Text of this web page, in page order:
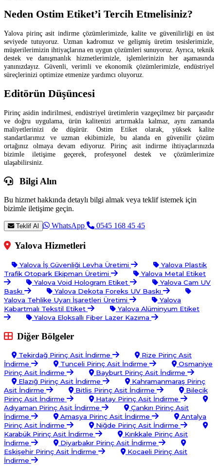
Neden Ostim Etiket’i Tercih Etmelisiniz?
Yalova pirinç asit indirme çözümlerimizde, kalite ve güvenilirliği en üst
seviyede tutuyoruz. Uzman kadromuz ve gelişmiş üretim tesislerimizle,
müşterilerimizin ihtiyaçlarına en uygun çözümleri sunuyoruz. Ayrıca, teknik
destek ve danışmanlık hizmetlerimizle, işlemlerinizin her aşamasında
yanınızdayız. Güvenli, verimli ve ekonomik çözümlerimizle, endüstriyel
süreçlerinizi optimize etmenize yardımcı oluyoruz.
Editörün Düşüncesi
Pirinç asidin indirilmesi, endüstriyel üretimlerin vazgeçilmez bir parçasıdır
ve doğru uygulama, ürün kalitenizi artırmakla kalmaz, aynı zamanda
maliyetlerinizi de düşürür. Ostim Etiket olarak, yüksek kalite
standartlarımız ve uzman ekibimizle, bu alanda en güvenilir çözüm
ortağınız olmaya devam ediyoruz. Pirinç asit indirme ihtiyaçlarınızda
bizimle iletişime geçerek, profesyonel destek ve çözümlerimize
ulaşabilirsiniz.
Bilgi Alın
Bu hizmet hakkında detaylı bilgi almak veya teklif istemek için
bizimle iletişime geçin.
Teklif Al WhatsApp 0545 168 45 45
Yalova Hizmetleri
Yalova İş Güvenliği Levha Üretimi
Yalova Plastik
Trafik Otopark Ekipman Üretimi
Yalova Metal Etiket
Yalova Void Hologram Etiket
Yalova Cam UV
Baskı
Yalova Dekota Foreks UV Baskı
Yalova Tehlike Uyarı İşaretleri Üretimi
Yalova
Kabartmalı Tekstil Etiket
Yalova Alüminyum Etiket
Yalova Eloksallı Fiber Lazer Kazıma
Diğer Bölgeler
Tekirdağ Pirinç Asit İndirme
Rize Pirinç Asit
İndirme
Tunceli Pirinç Asit İndirme
Osmaniye
Pirinç Asit İndirme
Bayburt Pirinç Asit İndirme
Elazığ Pirinç Asit İndirme
Kahramanmaraş Pirinç
Asit İndirme
Bitlis Pirinç Asit İndirme
Bilecik
Pirinç Asit İndirme
Hatay Pirinç Asit İndirme
Adıyaman Pirinç Asit İndirme
Çankırı Pirinç Asit
İndirme
Amasya Pirinç Asit İndirme
Antalya
Pirinç Asit İndirme
Niğde Pirinç Asit İndirme
Karabük Pirinç Asit İndirme
Kırıkkale Pirinç Asit
İndirme
Diyarbakır Pirinç Asit İndirme
Eskişehir Pirinç Asit İndirme
Kocaeli Pirinç Asit
İndirme